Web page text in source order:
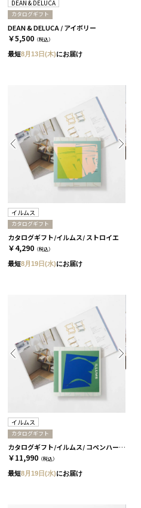
DEAN & DELUCA
カタログギフト
DEAN & DELUCA / アイボリー
￥5,500 （税込）
最短8月13日(木)にお届け
イルムス
カタログギフト
カタログギフト/イルムス/ ストロイエ
￥4,290 （税込）
最短8月19日(水)にお届け
イルムス
カタログギフト
カタログギフト/イルムス/ コペンハーゲン
￥11,990 （税込）
最短8月19日(水)にお届け